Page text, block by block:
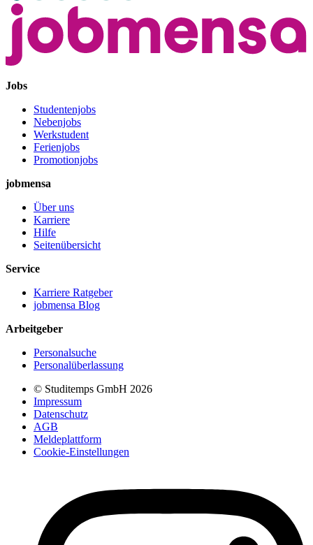
Jobs
Studentenjobs
Nebenjobs
Werkstudent
Ferienjobs
Promotionjobs
jobmensa
Über uns
Karriere
Hilfe
Seitenübersicht
Service
Karriere Ratgeber
jobmensa Blog
Arbeitgeber
Personalsuche
Personalüberlassung
© Studitemps GmbH 2026
Impressum
Datenschutz
AGB
Meldeplattform
Cookie-Einstellungen